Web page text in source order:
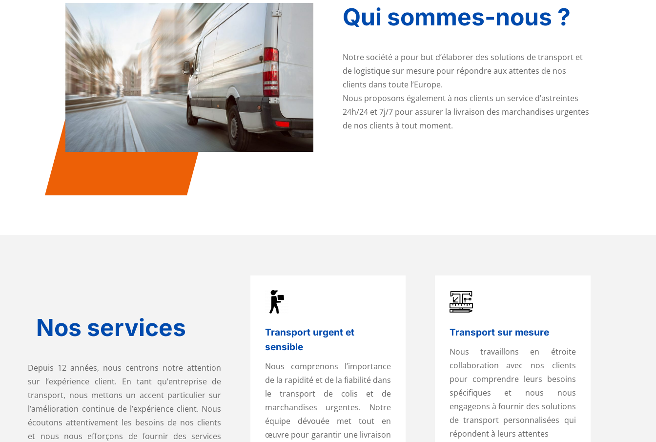
Qui sommes-nous ?
Notre société a pour but d’élaborer des solutions de transport et
de logistique sur mesure pour répondre aux attentes de nos
clients dans toute l’Europe.
Nous proposons également à nos clients un service d’astreintes
24h/24 et 7j/7 pour assurer la livraison des marchandises urgentes
de nos clients à tout moment.
Nos services
Depuis 12 années, nous centrons notre attention
sur l’expérience client. En tant qu’entreprise de
transport, nous mettons un accent particulier sur
l’amélioration continue de l’expérience client. Nous
écoutons attentivement les besoins de nos clients
et nous nous efforçons de fournir des services
Transport urgent et
sensible
Nous comprenons l’importance
de la rapidité et de la fiabilité dans
le transport de colis et de
marchandises urgentes. Notre
équipe dévouée met tout en
œuvre pour garantir une livraison
Transport sur mesure
Nous travaillons en étroite
collaboration avec nos clients
pour comprendre leurs besoins
spécifiques et nous nous
engageons à fournir des solutions
de transport personnalisées qui
répondent à leurs attentes